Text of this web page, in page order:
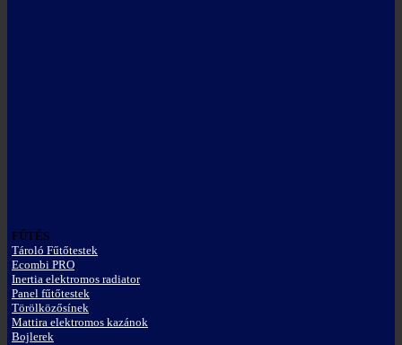
FŰTÉS
Tároló Fűtőtestek
Ecombi PRO
Inertia elektromos radiator
Panel fűtőtestek
Törölközősínek
Mattira elektromos kazánok
Bojlerek